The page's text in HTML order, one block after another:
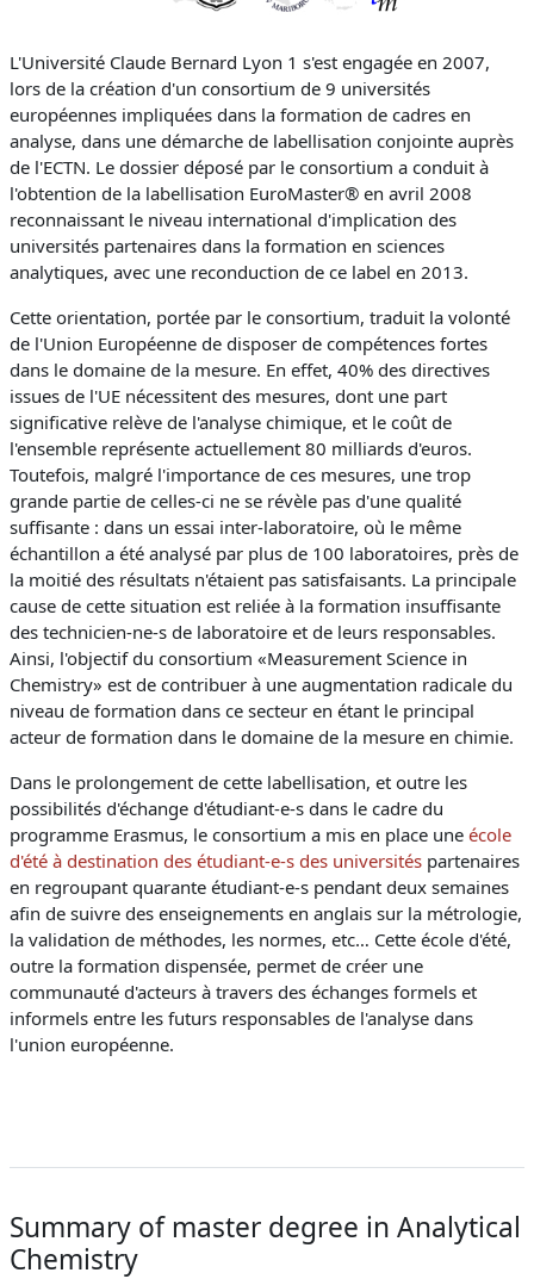
L'Université Claude Bernard Lyon 1 s'est engagée en 2007,
lors de la création d'un consortium de 9 universités
européennes impliquées dans la formation de cadres en
analyse, dans une démarche de labellisation conjointe auprès
de l'ECTN. Le dossier déposé par le consortium a conduit à
l'obtention de la labellisation EuroMaster® en avril 2008
reconnaissant le niveau international d'implication des
universités partenaires dans la formation en sciences
analytiques, avec une reconduction de ce label en 2013.
Cette orientation, portée par le consortium, traduit la volonté
de l'Union Européenne de disposer de compétences fortes
dans le domaine de la mesure. En effet, 40% des directives
issues de l'UE nécessitent des mesures, dont une part
significative relève de l'analyse chimique, et le coût de
l'ensemble représente actuellement 80 milliards d'euros.
Toutefois, malgré l'importance de ces mesures, une trop
grande partie de celles-ci ne se révèle pas d'une qualité
suffisante : dans un essai inter-laboratoire, où le même
échantillon a été analysé par plus de 100 laboratoires, près de
la moitié des résultats n'étaient pas satisfaisants. La principale
cause de cette situation est reliée à la formation insuffisante
des technicien-ne-s de laboratoire et de leurs responsables.
Ainsi, l'objectif du consortium «Measurement Science in
Chemistry» est de contribuer à une augmentation radicale du
niveau de formation dans ce secteur en étant le principal
acteur de formation dans le domaine de la mesure en chimie.
Dans le prolongement de cette labellisation, et outre les
possibilités d'échange d'étudiant-e-s dans le cadre du
programme Erasmus, le consortium a mis en place une école
d'été à destination des étudiant-e-s des universités partenaires
en regroupant quarante étudiant-e-s pendant deux semaines
afin de suivre des enseignements en anglais sur la métrologie,
la validation de méthodes, les normes, etc… Cette école d'été,
outre la formation dispensée, permet de créer une
communauté d'acteurs à travers des échanges formels et
informels entre les futurs responsables de l'analyse dans
l'union européenne.
Summary of master degree in Analytical
Chemistry